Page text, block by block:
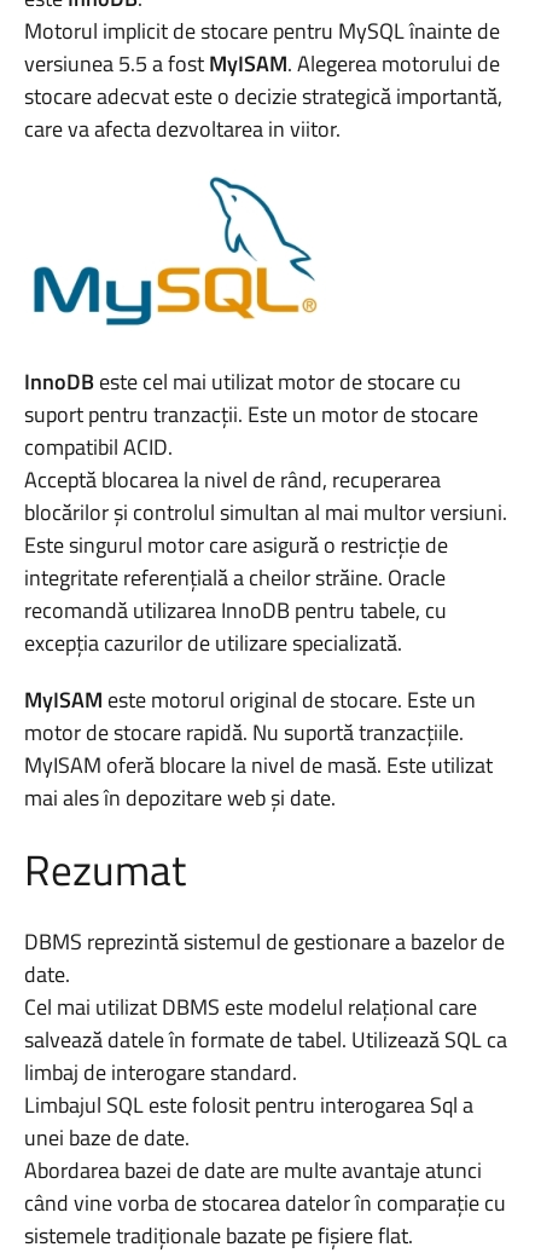
Motorul implicit de stocare pentru MySQL înainte de
versiunea 5.5 a fostMyISAM. Alegerea motorului de
stocare adecvat este o decizie strategică importantă,
care va afecta dezvoltarea in viitor.
InnoDBeste cel mai utilizat motor de stocare cu
suport pentru tranzacții. Este un motor de stocare
compatibil ACID.
Acceptă blocarea la nivel de rând, recuperarea
blocărilor și controlul simultan al mai multor versiuni.
Este singurul motor care asigură o restricție de
integritate referențială a cheilor străine. Oracle
recomandă utilizarea InnoDB pentru tabele, cu
excepția cazurilor de utilizare specializată.
MyISAM este motorul original de stocare. Este un
motor de stocare rapidă. Nu suportă tranzacțiile.
MyISAM oferă blocare la nivel de masă. Este utilizat
mai ales în depozitare web și date.
Rezumat
DBMS reprezintă sistemul de gestionare a bazelor de
date.
Cel mai utilizat DBMS este modelul relațional care
salvează datele în formate de tabel. Utilizează SQL ca
limbaj de interogare standard.
Limbajul SQL este folosit pentru interogarea Sql a
unei baze de date.
Abordarea bazei de date are multe avantaje atunci
când vine vorba de stocarea datelor în comparație cu
sistemele tradiționale bazate pe fișiere flat.